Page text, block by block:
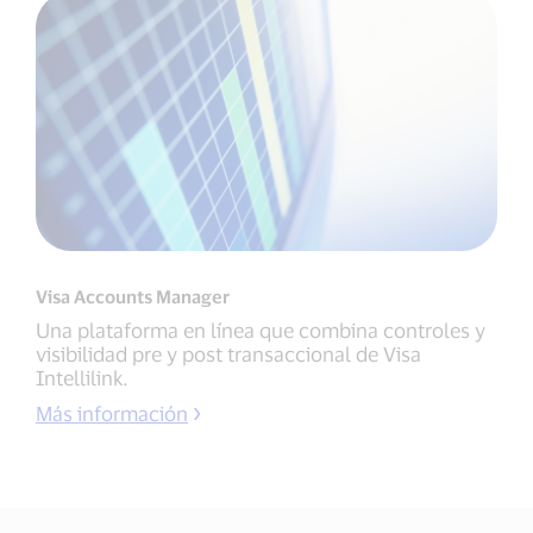
Visa Accounts Manager
Una plataforma en línea que combina controles y
visibilidad pre y post transaccional de Visa
Intellilink.
Más información